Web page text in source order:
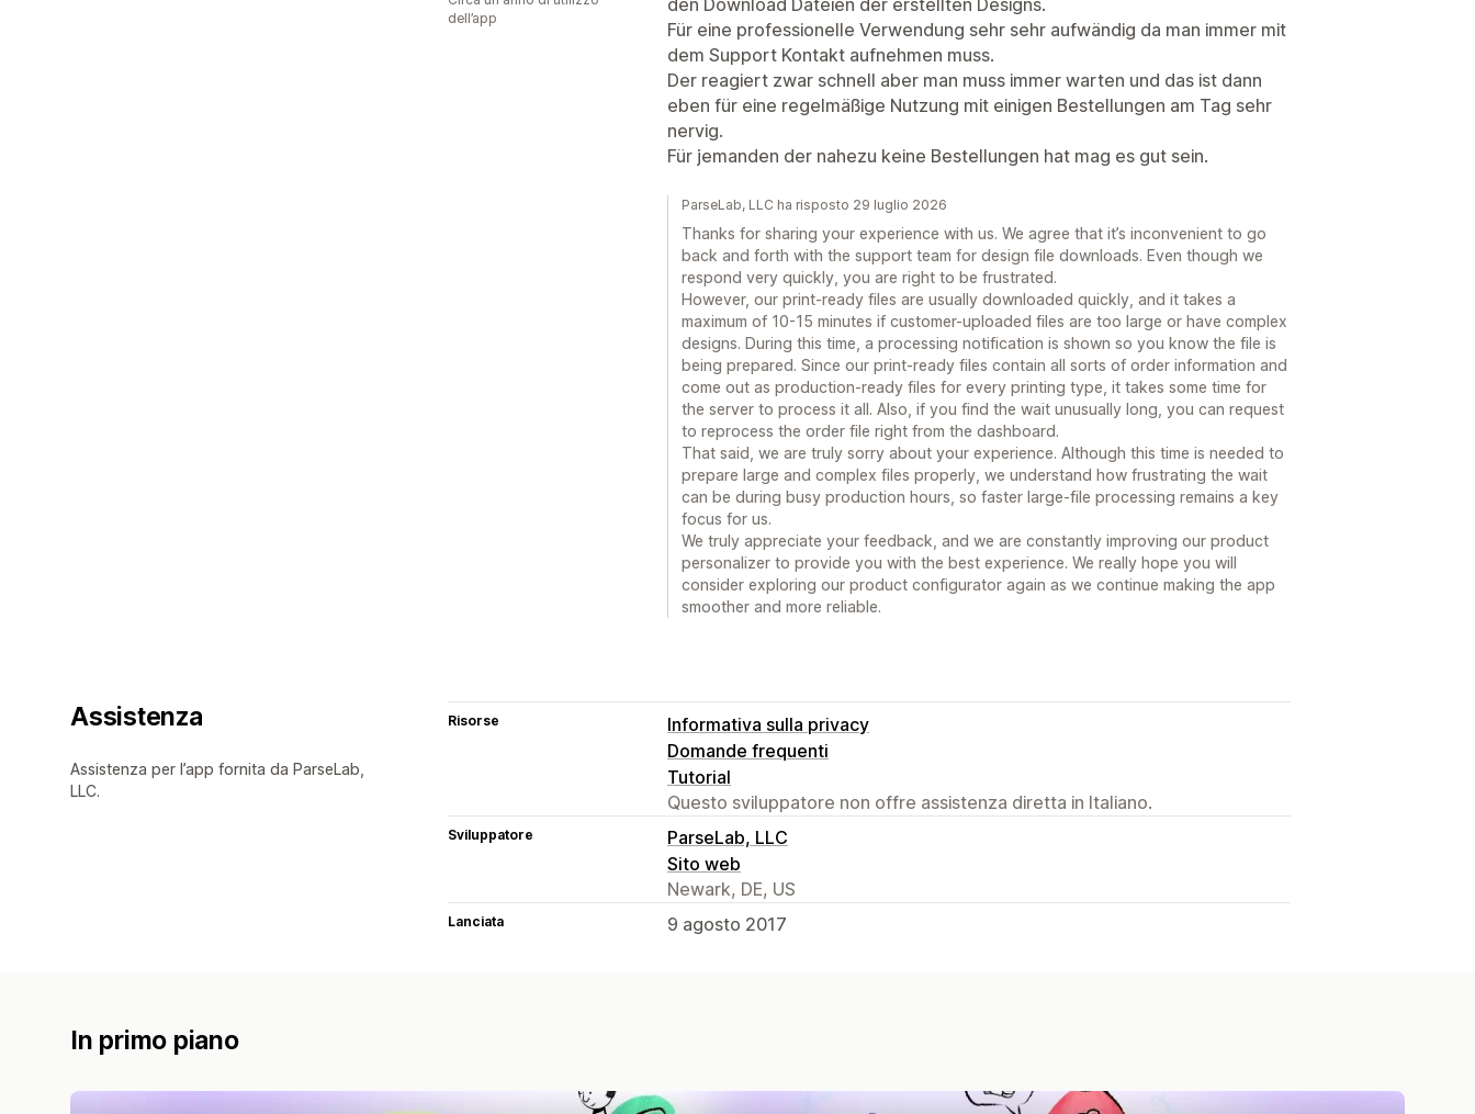
Für eine professionelle Verwendung sehr sehr aufwändig da man immer mit
dem Support Kontakt aufnehmen muss.
Der reagiert zwar schnell aber man muss immer warten und das ist dann
eben für eine regelmäßige Nutzung mit einigen Bestellungen am Tag sehr
nervig.
Für jemanden der nahezu keine Bestellungen hat mag es gut sein.
dell’app
ParseLab, LLC ha risposto 29 luglio 2026
Thanks for sharing your experience with us. We agree that it’s inconvenient to go
back and forth with the support team for design file downloads. Even though we
respond very quickly, you are right to be frustrated.
However, our print-ready files are usually downloaded quickly, and it takes a
maximum of 10-15 minutes if customer-uploaded files are too large or have complex
designs. During this time, a processing notification is shown so you know the file is
being prepared. Since our print-ready files contain all sorts of order information and
come out as production-ready files for every printing type, it takes some time for
the server to process it all. Also, if you find the wait unusually long, you can request
to reprocess the order file right from the dashboard.
That said, we are truly sorry about your experience. Although this time is needed to
prepare large and complex files properly, we understand how frustrating the wait
can be during busy production hours, so faster large-file processing remains a key
focus for us.
We truly appreciate your feedback, and we are constantly improving our product
personalizer to provide you with the best experience. We really hope you will
consider exploring our product configurator again as we continue making the app
smoother and more reliable.
Assistenza
Assistenza per l’app fornita da ParseLab,
LLC.
Risorse
Informativa sulla privacy
Domande frequenti
Tutorial
Questo sviluppatore non offre assistenza diretta in Italiano.
Sviluppatore
ParseLab, LLC
Sito web
Newark, DE, US
Lanciata 9 agosto 2017
In primo piano